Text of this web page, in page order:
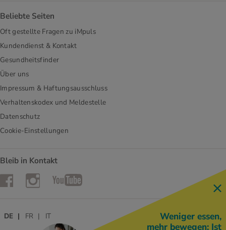
Beliebte Seiten
Oft gestellte Fragen zu iMpuls
Kundendienst & Kontakt
Gesundheitsfinder
Über uns
Impressum & Haftungsausschluss
Verhaltenskodex und Meldestelle
Datenschutz
Cookie-Einstellungen
Bleib in Kontakt
FacebookInstagramYouTube
DE FR IT
Weniger essen,
mehr bewegen: Ist